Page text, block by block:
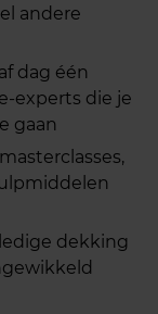
andere
dag één
experts die je
gaan
dekking